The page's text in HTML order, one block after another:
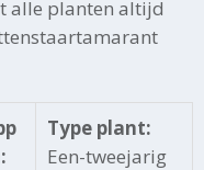
alle planten altijd
Type plant:
Een-tweejarig